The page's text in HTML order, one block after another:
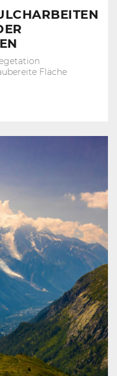
Fläche